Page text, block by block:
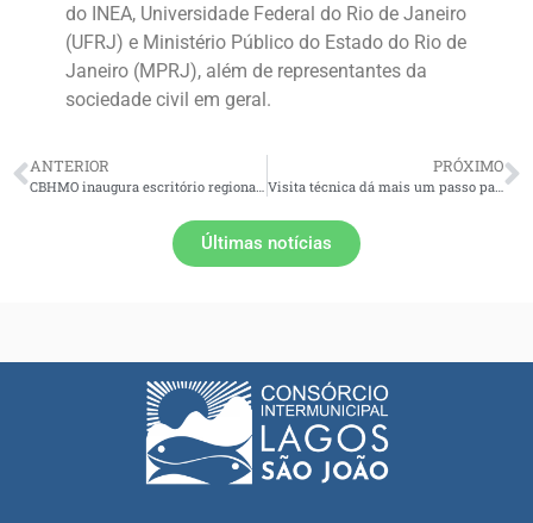
do INEA, Universidade Federal do Rio de Janeiro
(UFRJ) e Ministério Público do Estado do Rio de
Janeiro (MPRJ), além de representantes da
sociedade civil em geral.
ANTERIOR PRÓXIMO
Visita técnica dá mais um passo para o início do PSA do Comitê Macaé
Últimas notícias